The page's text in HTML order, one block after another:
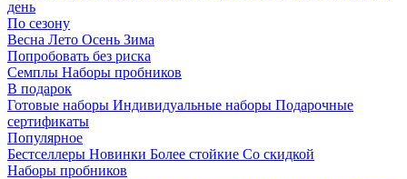
день
По сезону
Весна Лето Осень Зима
Попробовать без риска
Семплы Наборы пробников
В подарок
Готовые наборы Индивидуальные наборы Подарочные
сертификаты
Популярное
Бестселлеры Новинки Более стойкие Со скидкой
Наборы пробников